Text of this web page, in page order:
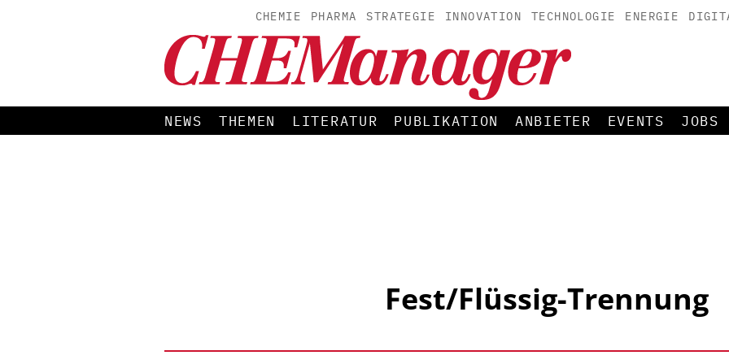
CHEMIE PHARMA STRATEGIE INNOVATION TECHNOLOGIE ENERGIE
NEWS THEMEN LITERATUR PUBLIKATION ANBIETER EVENTS JOBS
Fest/Flüssig-Trennung